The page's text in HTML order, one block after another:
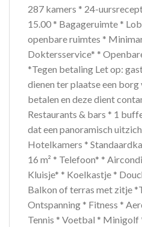
287 kamers * 24-
15.00 * Bagageruimte *
openbare ruimtes *
Doktersservice* *
*Tegen betaling Let op:
dienen ter plaatse een
betalen en deze dient
Restaurants & bars * 1
dat een panoramisch
Hotelkamers *
16 m² * Telefoon* *
Kluisje* * Koelkastje *
Balkon of terras met zitje
Ontspanning * Fitness *
Tennis * Voetbal *